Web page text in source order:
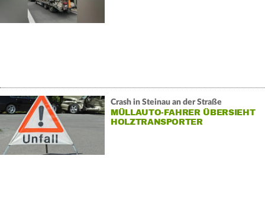
Crash in Steinau an der Straße
MÜLLAUTO-FAHRER ÜBERSIEHT
HOLZTRANSPORTER